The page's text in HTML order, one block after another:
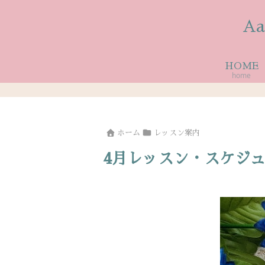
HOME
home
ホーム レッスン案内
4月レッスン・スケジ